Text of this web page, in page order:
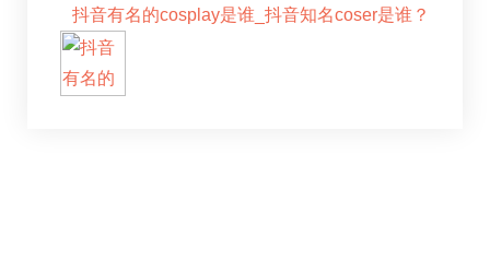
抖音有名的cosplay是谁_抖音知名coser是谁？